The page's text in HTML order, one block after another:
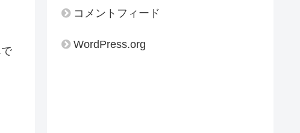
コメントフィード
WordPress.org